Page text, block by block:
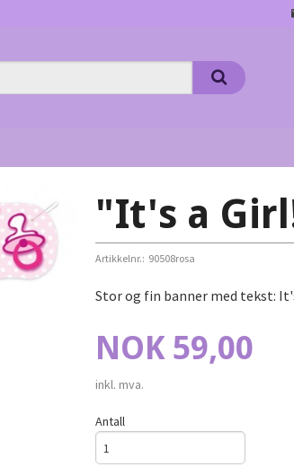
"It's a
Artikkelnr.: 90508rosa
Stor og fin banner med tekst:
Pris
NOK 59,00
inkl. mva.
Antall